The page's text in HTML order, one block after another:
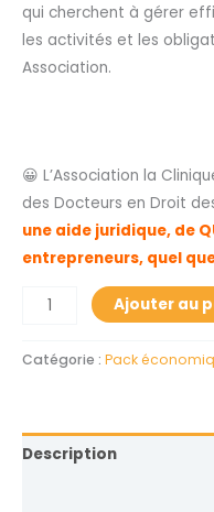
qui cherchent à gérer
les activités et les
Association.
😀 L’Association la
des Docteurs en Droit
une aide juridique, de
entrepreneurs, quel
Ajouter au
Catégorie : Pack
Description